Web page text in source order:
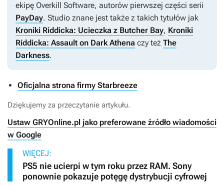
ekipę Overkill Software, autorów pierwszej części serii
PayDay. Studio znane jest także z takich tytułów jak
Kroniki Riddicka: Ucieczka z Butcher Bay, Kroniki
Riddicka: Assault on Dark Athena czy też The
Darkness.
Oficjalna strona firmy Starbreeze
Dziękujemy za przeczytanie artykułu.
Ustaw GRYOnline.pl jako preferowane źródło wiadomości
w Google
WIĘCEJ:
PS5 nie ucierpi w tym roku przez RAM. Sony
ponownie pokazuje potęgę dystrybucji cyfrowej